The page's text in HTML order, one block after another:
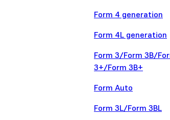
Form 4 generation
Form 4L generation
Form 3/Form 3B/
3+/Form 3B+
Form Auto
Form 3L/Form 3BL